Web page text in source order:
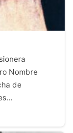
Nombre
de